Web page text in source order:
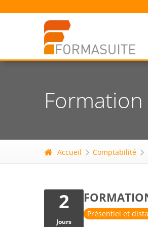
Formation
Accueil Comptabilité
2
Jours
Présentiel et